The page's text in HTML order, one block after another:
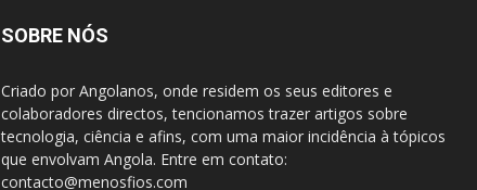
SOBRE NÓS
Criado por Angolanos, onde residem os seus editores e
colaboradores directos, tencionamos trazer artigos sobre
tecnologia, ciência e afins, com uma maior incidência à tópicos
que envolvam Angola. Entre em contato:
contacto@menosfios.com